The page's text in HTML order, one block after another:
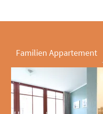
Familien Appartement